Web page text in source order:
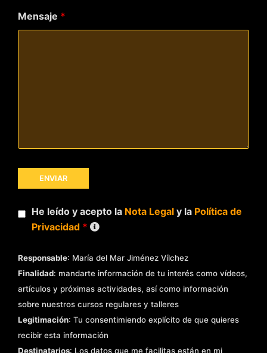
Mensaje *
He leído y acepto la Nota Legaly la Política de
Privacidad *
Responsable: María del Mar Jiménez Vílchez
Finalidad: mandarte información de tu interés como vídeos,
artículos y próximas actividades, así como información
sobre nuestros cursos regulares y talleres
Legitimación: Tu consentimiendo explícito de que quieres
recibir esta información
Destinatarios: Los datos que me facilitas están en mi